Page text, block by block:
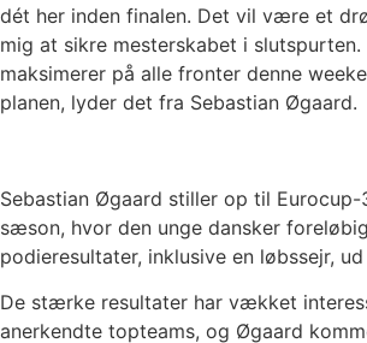
dét her inden finalen. Det vil være et
mig at sikre mesterskabet i
maksimerer på alle fronter denne
planen, lyder det fra Sebastian Øgaard.
Sebastian Øgaard stiller op til
sæson, hvor den unge dansker
podieresultater, inklusive en løbssejr,
De stærke resultater har vækket
anerkendte topteams, og Øgaard